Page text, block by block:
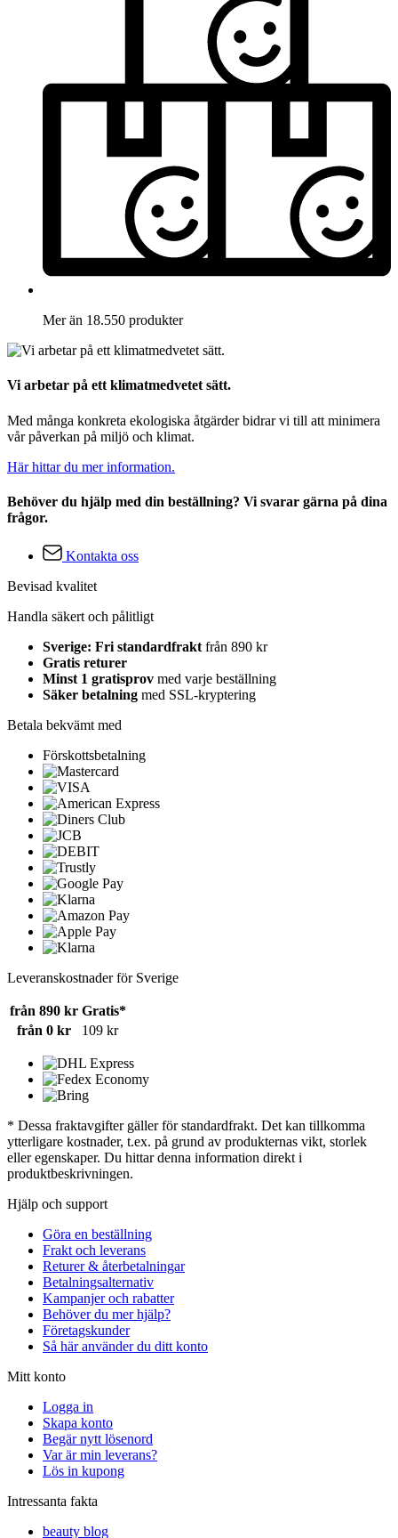
Mer än 18.550 produkter
Vi arbetar på ett klimatmedvetet sätt.
Med många konkreta ekologiska åtgärder bidrar vi till att minimera
vår påverkan på miljö och klimat.
Här hittar du mer information.
Behöver du hjälp med din beställning? Vi svarar gärna på dina
frågor.
Kontakta oss
Bevisad kvalitet
Handla säkert och pålitligt
Sverige: Fri standardfrakt från 890 kr
Gratis returer
Minst 1 gratisprov med varje beställning
Säker betalning med SSL-kryptering
Betala bekvämt med
Förskottsbetalning
Leveranskostnader för Sverige
från 890 kr Gratis*
från 0 kr
109 kr
* Dessa fraktavgifter gäller för standardfrakt. Det kan tillkomma
ytterligare kostnader, t.ex. på grund av produkternas vikt, storlek
eller egenskaper. Du hittar denna information direkt i
produktbeskrivningen.
Hjälp och support
Göra en beställning
Frakt och leverans
Returer & återbetalningar
Betalningsalternativ
Kampanjer och rabatter
Behöver du mer hjälp?
Företagskunder
Så här använder du ditt konto
Mitt konto
Logga in
Skapa konto
Begär nytt lösenord
Var är min leverans?
Lös in kupong
Intressanta fakta
beauty blog